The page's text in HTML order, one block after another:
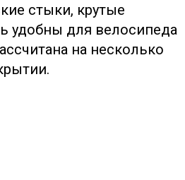
стыки, крутые
удобны для велосипеда
на несколько